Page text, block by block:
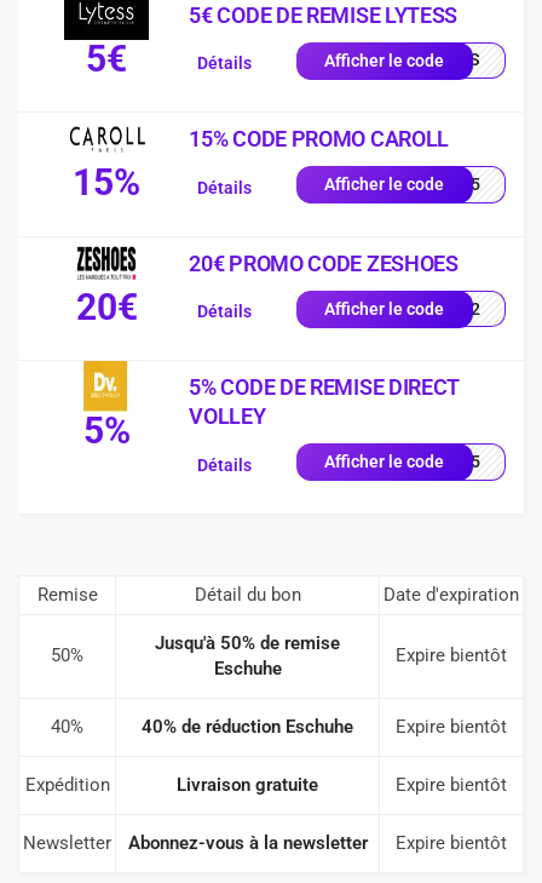
5€
5€ CODE DE REMISE LYTESS
Afficher le codeNEWS
Détails
15%
15% CODE PROMO CAROLL
Afficher le codeLL15
Détails
20€
20€ PROMO CODE ZESHOES
Afficher le codeEKW2
Détails
5%
5% CODE DE REMISE DIRECT
VOLLEY
Afficher le codeOST5
Détails
Remise Détail du bon Date d'expiration
50%
Jusqu'à 50% de remise
Eschuhe
Expire bientôt
40% 40% de réduction Eschuhe Expire bientôt
Expédition Livraison gratuite Expire bientôt
Newsletter Abonnez-vous à la newsletter Expire bientôt